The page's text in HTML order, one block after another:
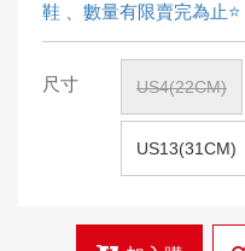
鞋 、數量有限賣完為止⭐
尺寸 US4(22CM)
US13(31CM)